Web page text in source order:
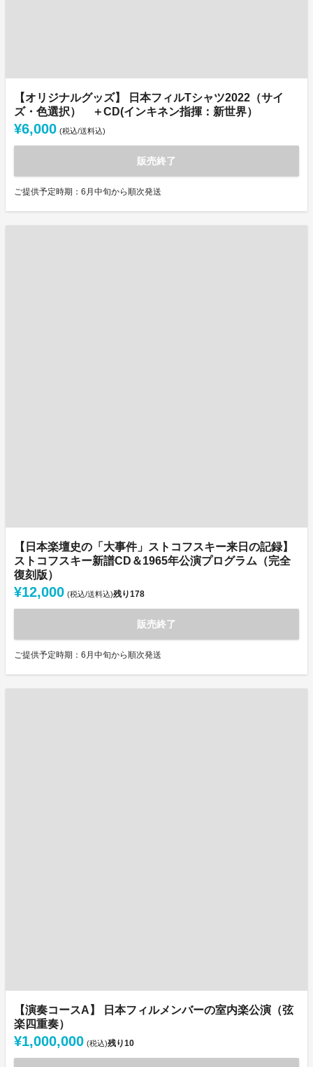
【オリジナルグッズ】 日本フィルTシャツ2022（サイ
ズ・色選択） ＋CD(インキネン指揮：新世界）
¥6,000 (税込/送料込)
販売終了
ご提供予定時期：6月中旬から順次発送
【日本楽壇史の「大事件」ストコフスキー来日の記録】
ストコフスキー新譜CD＆1965年公演プログラム（完全
復刻版）
¥12,000 (税込/送料込)残り178
販売終了
ご提供予定時期：6月中旬から順次発送
【演奏コースA】 日本フィルメンバーの室内楽公演（弦
楽四重奏）
¥1,000,000 (税込)残り10